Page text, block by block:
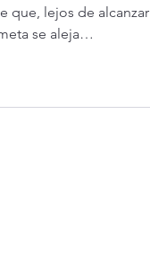
que, lejos de alcanzar
se aleja